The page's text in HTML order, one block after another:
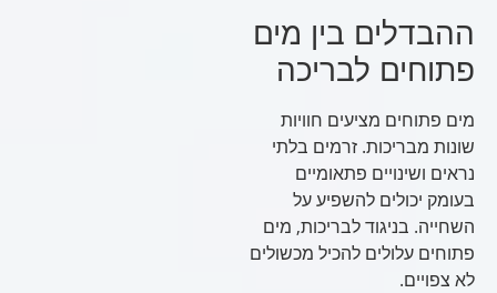
ההבדלים בין מים
פתוחים לבריכה
מים פתוחים מציעים חוויות
שונות מבריכות. זרמים בלתי
נראים ושינויים פתאומיים
בעומק יכולים להשפיע על
השחייה. בניגוד לבריכות, מים
פתוחים עלולים להכיל מכשולים
לא צפויים.